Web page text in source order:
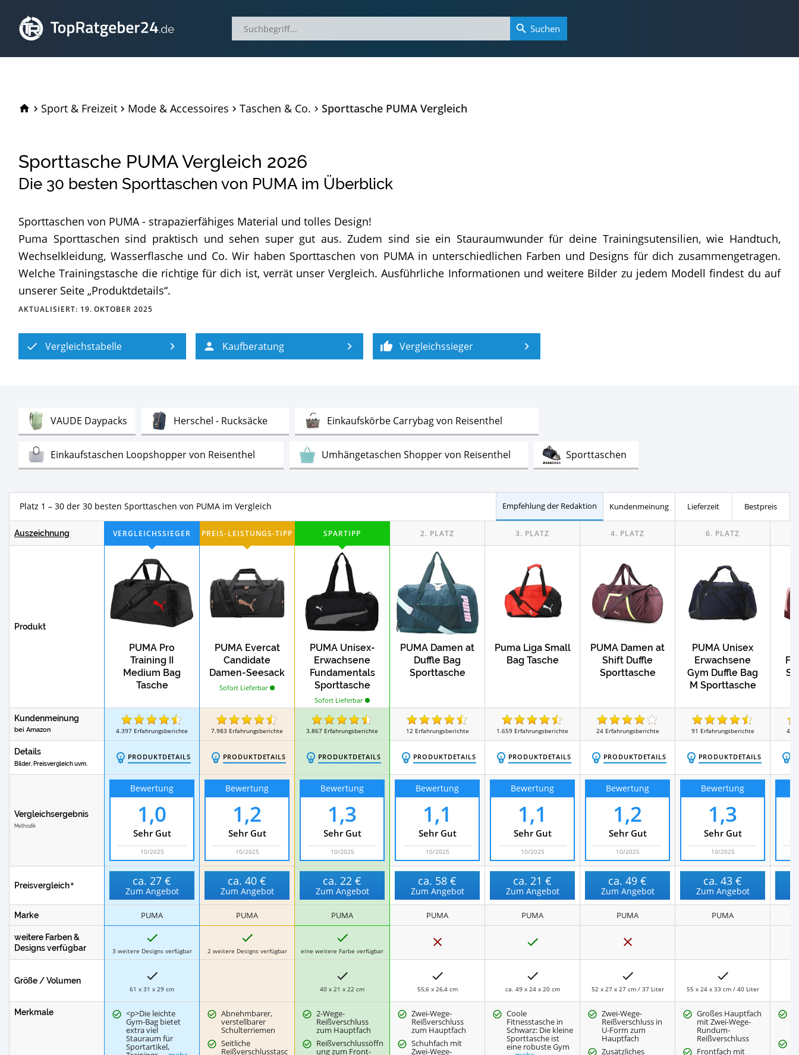
TopRatgeber24.de
Sport & Freizeit Mode & Accessoires Taschen & Co. Sporttasche PUMA Vergleich
Sporttasche PUMA Vergleich 2026
Die 30 besten Sporttaschen von PUMA im Überblick
Sporttaschen von PUMA - strapazierfähiges Material und tolles Design!
Puma Sporttaschen sind praktisch und sehen super gut aus. Zudem sind sie ein Stauraumwunder für deine Trainingsutensilien, wie Handtuch,
Wechselkleidung, Wasserflasche und Co. Wir haben Sporttaschen von PUMA in unterschiedlichen Farben und Designs für dich zusammengetragen.
Welche Trainingstasche die richtige für dich ist, verrät unser Vergleich. Ausführliche Informationen und weitere Bilder zu jedem Modell findest du auf
unserer Seite „Produktdetails“.
AKTUALISIERT: 19. OKTOBER 2025
Vergleichstabelle Kaufberatung Vergleichssieger
VAUDE Daypacks Herschel - RucksäckeTest Einkaufskörbe Carrybag von Reisenthel
Einkaufstaschen Loopshopper von Reisenthel Umhängetaschen Shopper von Reisenthel Sporttaschen
Geldbörsen HerrenTest DamenhandtaschenTest Sling BagsTest Krypto WalletsTest
Platz 1 – 7 der 30 besten Sporttaschen von PUMA im Vergleich Empfehlung der Redaktion Kundenmeinung Lieferzeit Bestpreis
Auszeichnung
Produkt
PUMA Pro
Training II
Medium Bag
Tasche
PUMA Evercat
Candidate
Damen-Seesack
Sofort Lieferbar
PUMA Unisex-
Erwachsene
Fundamentals
Sporttasche
Sofort Lieferbar
PUMA Damen at
Duffle Bag
Sporttasche
Puma Liga Small
Bag Tasche
PUMA Damen at
Shift Duffle
Sporttasche
PUMA Unisex
Erwachsene
Gym Duffle Bag
M Sporttasche
Kundenmeinung
bei Amazon 4.397 Erfahrungsberichte 7.983 Erfahrungsberichte 3.867 Erfahrungsberichte 12 Erfahrungsberichte 1.659 Erfahrungsberichte 24 Erfahrungsberichte 91 Erfahrungsberichte 49
Details
Bilder, Preisvergleich uvm.
PRODUKTDETAILS PRODUKTDETAILS PRODUKTDETAILS PRODUKTDETAILS PRODUKTDETAILS PRODUKTDETAILS PRODUKTDETAILS
Vergleichsergebnis
Methodik
Bewertung
1,0
Sehr Gut
10/2025
Bewertung
1,2
Sehr Gut
10/2025
Bewertung
1,3
Sehr Gut
10/2025
Bewertung
1,1
Sehr Gut
10/2025
Bewertung
1,1
Sehr Gut
10/2025
Bewertung
1,2
Sehr Gut
10/2025
Bewertung
1,3
Sehr Gut
10/2025
Preisvergleich ca.27 €
Zum Angebot
ca.40 €
Zum Angebot
ca.22 €
Zum Angebot
ca. 58 €
Zum Angebot
ca.21 €
Zum Angebot
ca.49 €
Zum Angebot
ca.43 €
Zum Angebot
Marke PUMA PUMA PUMA PUMA PUMA PUMA PUMA
weitere Farben &
Designs verfügbar
3 weitere Designs verfügbar 2 weitere Designs verfügbar eine weitere Farbe verfügbar
n n
Größe / Volumen
61 x 31 x 29 cm 40 x 21 x 22 cm 55,6 x 26,4 cm ca. 49 x 24 x 20 cm 52 x 27 x 27 cm / 37 Liter 55 x 24 x 33 cm / 40 Liter
Merkmale <p>Die leichte
Gym-Bag bietet
extra viel
Stauraum für
Sportartikel,
Abnehmbarer,
verstellbarer
Schulterriemen
Seitliche
Reißverschlusstasc
2-Wege-
Reißverschluss
zum Hauptfach
Reißverschlussöffn
ung zum Front-
Zwei-Wege-
Reißverschluss
zum Hauptfach
Schuhfach mit
Zwei-Wege-
Coole
Fitnesstasche in
Schwarz: Die kleine
Sporttasche ist
eine robuste Gym
Zwei-Wege-
Reißverschluss in
U-Form zum
Hauptfach
Zusätzliches
Großes Hauptfach
mit Zwei-Wege-
Rundum-
Reißverschluss
Frontfach mit
Suchen